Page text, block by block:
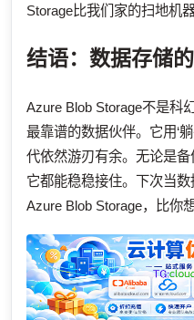
Storage比我们家的扫地机
结语：数据存储
Azure Blob Storage不是科
最靠谱的数据伙伴。它用‘
代依然游刃有余。无论是备
它都能稳稳接住。下次当
Azure Blob Storage，比你